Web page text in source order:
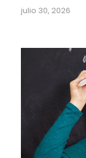
julio 30, 2026